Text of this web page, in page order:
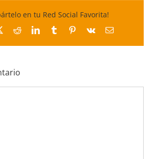
en tu Red Social Favorita!
X RedditLinkedInTumblrPinterest
Vk
Correo